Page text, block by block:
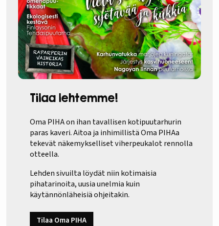
Tilaa lehtemme!
Oma PIHA on ihan tavallisen kotipuutarhurin
paras kaveri. Aitoa ja inhimillistä Oma PIHAa
tekevät näkemykselliset viherpeukalot rennolla
otteella.
Lehden sivuilta löydät niin kotimaisia
pihatarinoita, uusia unelmia kuin
käytännönläheisiä ohjeitakin.
Tilaa Oma PIHA